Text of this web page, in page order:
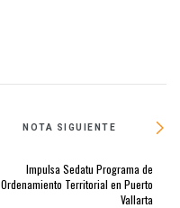
NOTA SIGUIENTE
Impulsa Sedatu Programa de
Ordenamiento Territorial en Puerto
Vallarta